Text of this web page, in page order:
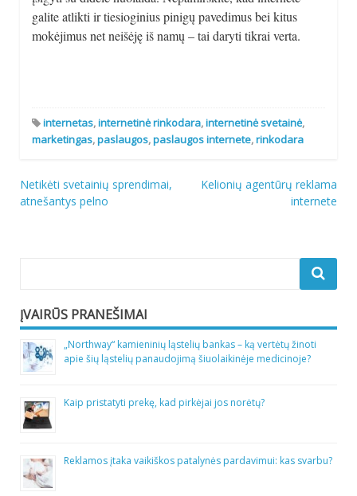
galite atlikti ir tiesioginius pinigų pavedimus bei kitus
mokėjimus net neišėję iš namų – tai daryti tikrai verta.
internetas,internetinė rinkodara,internetinė svetainė,
marketingas,paslaugos,paslaugos internete,rinkodara
Navigacija
tarp
Netikėti svetainių sprendimai,
atnešantys pelno
Kelionių agentūrų reklama
internete
ĮVAIRŪS PRANEŠIMAI
„Northway“ kamieninių ląstelių bankas – ką vertėtų žinoti
apie šių ląstelių panaudojimą šiuolaikinėje medicinoje?
Kaip pristatyti prekę, kad pirkėjai jos norėtų?
Reklamos įtaka vaikiškos patalynės pardavimui: kas svarbu?